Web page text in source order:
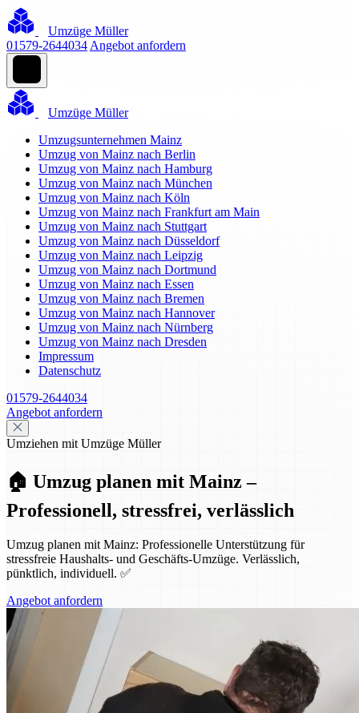
Umzüge Müller
01579-2644034 Angebot anfordern
Umzüge Müller
Umzugsunternehmen Mainz
Umzug von Mainz nach Berlin
Umzug von Mainz nach Hamburg
Umzug von Mainz nach München
Umzug von Mainz nach Köln
Umzug von Mainz nach Frankfurt am Main
Umzug von Mainz nach Stuttgart
Umzug von Mainz nach Düsseldorf
Umzug von Mainz nach Leipzig
Umzug von Mainz nach Dortmund
Umzug von Mainz nach Essen
Umzug von Mainz nach Bremen
Umzug von Mainz nach Hannover
Umzug von Mainz nach Nürnberg
Umzug von Mainz nach Dresden
Impressum
Datenschutz
01579-2644034
Angebot anfordern
Umziehen mit Umzüge Müller
🏠 Umzug planen mit Mainz –
Professionell, stressfrei, verlässlich
Umzug planen mit Mainz: Professionelle Unterstützung für
stressfreie Haushalts- und Geschäfts-Umzüge. Verlässlich,
pünktlich, individuell. ✅
Angebot anfordern